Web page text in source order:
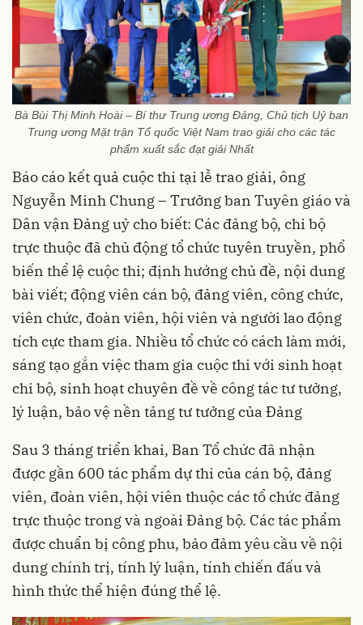
Bà Bùi Thị Minh Hoài – Bí thư Trung ương Đảng, Chủ tịch Uỷ ban
Trung ương Mặt trận Tổ quốc Việt Nam trao giải cho các tác
phẩm xuất sắc đạt giải Nhất
Báo cáo kết quả cuộc thi tại lễ trao giải, ông
Nguyễn Minh Chung – Trưởng ban Tuyên giáo và
Dân vận Đảng uỷ cho biết: Các đảng bộ, chi bộ
trực thuộc đã chủ động tổ chức tuyên truyền, phổ
biến thể lệ cuộc thi; định hướng chủ đề, nội dung
bài viết; động viên cán bộ, đảng viên, công chức,
viên chức, đoàn viên, hội viên và người lao động
tích cực tham gia. Nhiều tổ chức có cách làm mới,
sáng tạo gắn việc tham gia cuộc thi với sinh hoạt
chi bộ, sinh hoạt chuyên đề về công tác tư tưởng,
lý luận, bảo vệ nền tảng tư tưởng của Đảng
Sau 3 tháng triển khai, Ban Tổ chức đã nhận
được gần 600 tác phẩm dự thi của cán bộ, đảng
viên, đoàn viên, hội viên thuộc các tổ chức đảng
trực thuộc trong và ngoài Đảng bộ. Các tác phẩm
được chuẩn bị công phu, bảo đảm yêu cầu về nội
dung chính trị, tính lý luận, tính chiến đấu và
hình thức thể hiện đúng thể lệ.